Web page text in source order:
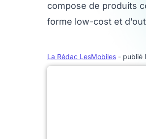
compose de produits
forme low-cost et
La Rédac LesMobiles - publié